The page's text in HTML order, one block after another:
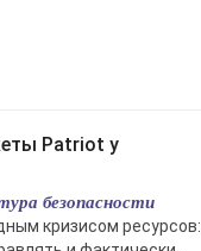
безопасности
кризисом ресурсов: